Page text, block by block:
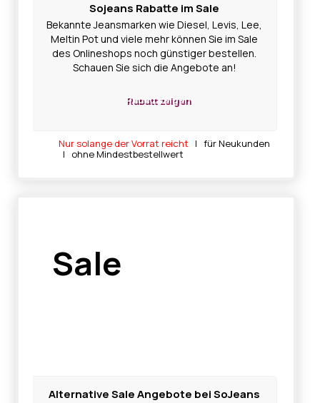
Sojeans Rabatte im Sale
Bekannte Jeansmarken wie Diesel, Levis, Lee,
Meltin Pot und viele mehr können Sie im Sale
des Onlineshops noch günstiger bestellen.
Schauen Sie sich die Angebote an!
Rabatt zeigen
Nur solange der Vorrat reicht | für Neukunden
| ohne Mindestbestellwert
Sale
Alternative Sale Angebote bei SoJeans